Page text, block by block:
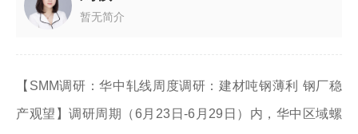
暂无简介
【SMM调研：华中轧线周度调研：建材吨钢薄利 钢厂稳
产观望】调研周期（6月23日-6月29日）内，华中区域螺